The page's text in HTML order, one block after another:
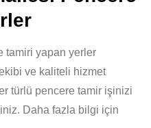
tamiri yapan yerler
ve kaliteli hizmet
türlü pencere tamir işinizi
Daha fazla bilgi için